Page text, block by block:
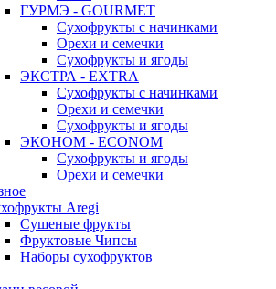
ГУРМЭ - GOURMET
Сухофрукты с начинками
Орехи и семечки
Сухофрукты и ягоды
ЭКСТРА - EXTRA
Сухофрукты с начинками
Орехи и семечки
Сухофрукты и ягоды
ЭКОНОМ - ECONOM
Сухофрукты и ягоды
Орехи и семечки
Aregi
Сушеные фрукты
Фруктовые Чипсы
Наборы сухофруктов